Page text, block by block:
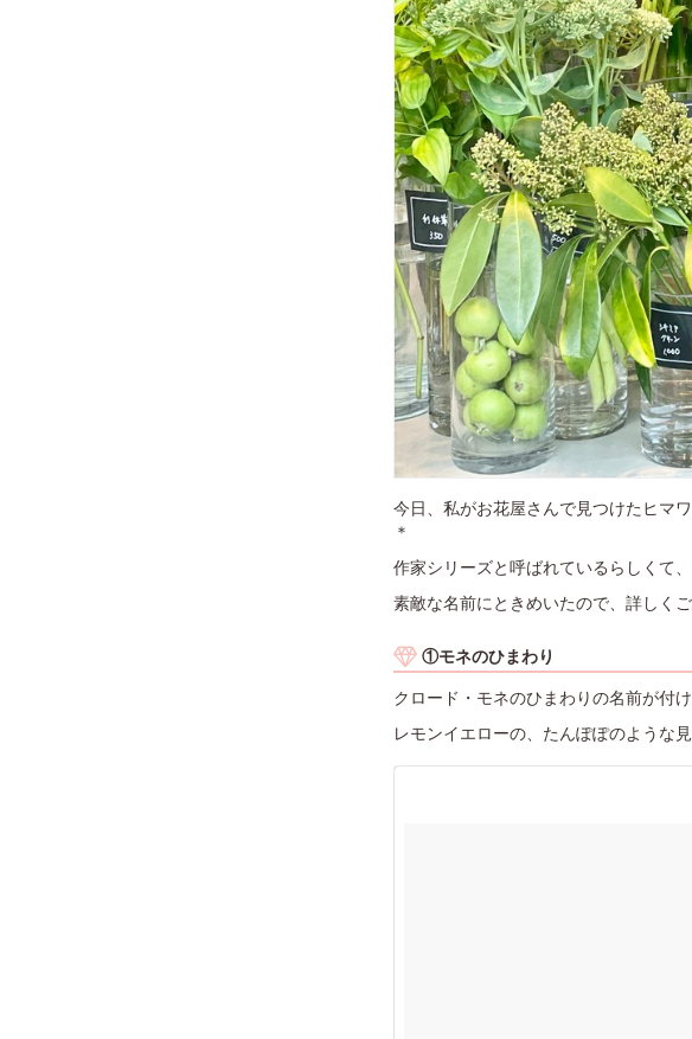
今日、私がお花屋さんで見つけたヒマ
＊
作家シリーズと呼ばれているらしくて
素敵な名前にときめいたので、詳しく
①モネのひまわり
クロード・モネのひまわりの名前が付
レモンイエローの、たんぽぽのような見